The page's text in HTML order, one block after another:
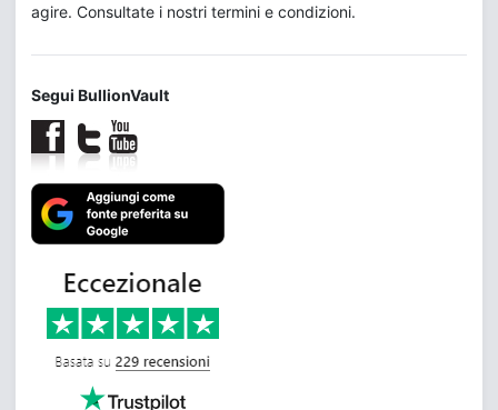
agire. Consultate i nostri termini e condizioni.
Segui BullionVault